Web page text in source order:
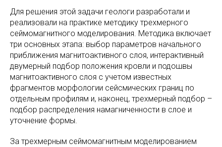
Для решения этой задачи геологи разработали и
реализовали на практике методику трехмерного
сеймомагнитного моделирования. Методика включает
три основных этапа: выбор параметров начального
приближения магнитоактивного слоя, интерактивный
двумерный подбор положения кровли и подошвы
магнитоактивного слоя с учетом известных
фрагментов морфологии сейсмических границ по
отдельным профилям и, наконец, трехмерный подбор –
подбор распределения намагниченности в слое и
уточнение формы.
За трехмерным сеймомагнитным моделированием